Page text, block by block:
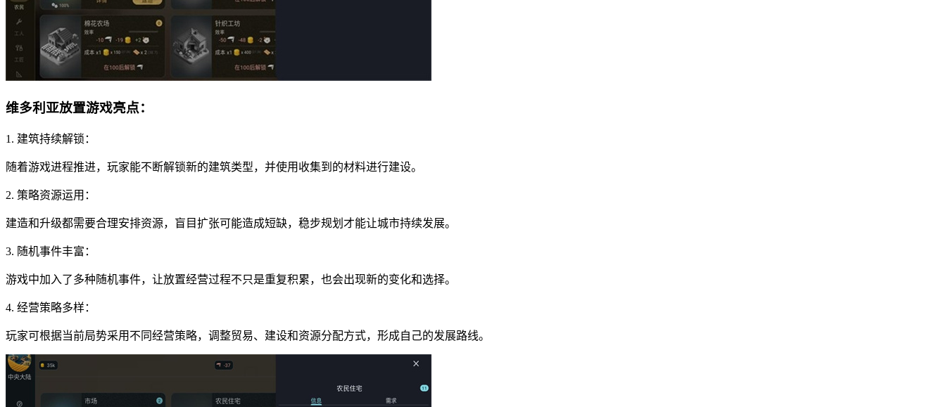
维多利亚放置游戏亮点：
1. 建筑持续解锁：
随着游戏进程推进，玩家能不断解锁新的建筑类型，并使用收集到的材料进行建设。
2. 策略资源运用：
建造和升级都需要合理安排资源，盲目扩张可能造成短缺，稳步规划才能让城市持续发展。
3. 随机事件丰富：
游戏中加入了多种随机事件，让放置经营过程不只是重复积累，也会出现新的变化和选择。
4. 经营策略多样：
玩家可根据当前局势采用不同经营策略，调整贸易、建设和资源分配方式，形成自己的发展路线。